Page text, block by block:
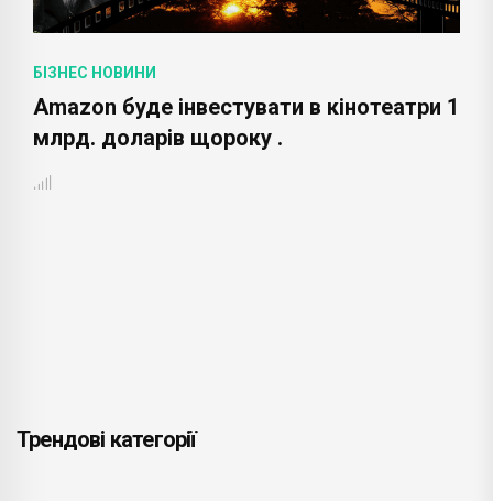
БІЗНЕС НОВИНИ
Amazon буде інвестувати в кінотеатри 1
млрд. доларів щороку .
Трендові категорії